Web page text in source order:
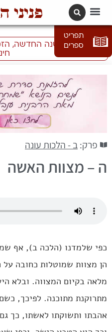
פניני
תפריט
ספרים
התכוננו לשנה החדשה,
פרק:ב - הלכות עונה
ה – מצוות האשה
כפי שלמדנו (הלכה ב), אף
הן מצוות שמוטלות כחובה
מלאה בקיום המצווה. ובלא
מתרוקנת מתוכנה. לפיכך,
אהבתו ותשוקתו לאשתו, כך